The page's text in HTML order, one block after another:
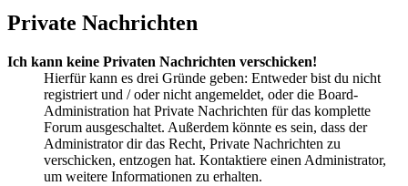
Private Nachrichten
Ich kann keine Privaten Nachrichten verschicken!
Hierfür kann es drei Gründe geben: Entweder bist du nicht
registriert und / oder nicht angemeldet, oder die Board-
Administration hat Private Nachrichten für das komplette
Forum ausgeschaltet. Außerdem könnte es sein, dass der
Administrator dir das Recht, Private Nachrichten zu
verschicken, entzogen hat. Kontaktiere einen Administrator,
um weitere Informationen zu erhalten.